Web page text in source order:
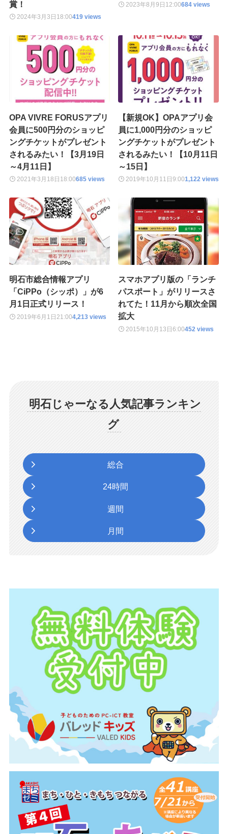
賞！
2024年3月3日 18:00419 views
2023年8月9日 12:00684 views
OPA VIVRE FORUSアプリ
会員に500円分のショッピ
ングチケットがプレゼント
されるみたい！【3月19日
～4月11日】
2021年3月18日 18:00685 views
【新規OK】OPAアプリ会
員に1,000円分のショッピ
ングチケットがプレゼント
されるみたい！【10月11日
～15日】
2019年10月11日9:001,122 views
明石市総合情報アプリ
「CiPPo（シッポ）」が6
月1日正式リリース！
2019年6月1日21:004,213 views
スマホアプリ版の「ランチ
パスポート」がリリースさ
れてた！11月から順次全国
拡大
2015年10月13日6:00452 views
明石じゃーなる人気記事ランキン
グ
総合
24時間
週間
月間